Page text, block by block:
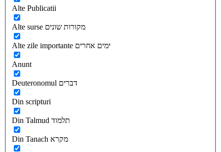
Alte Publicatii
Alte surse מקורות שונים
Alte zile importante ימים אחרים
Anunt
Deuteronomul דברים
Din scripturi
Din Talmud תלמוד
Din Tanach מקרא